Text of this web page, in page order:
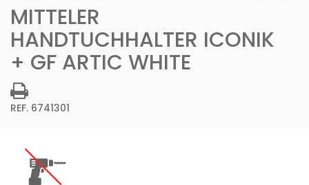
MITTELER
HANDTUCHHALTER ICONIK
+ GF ARTIC WHITE
REF. 6741301